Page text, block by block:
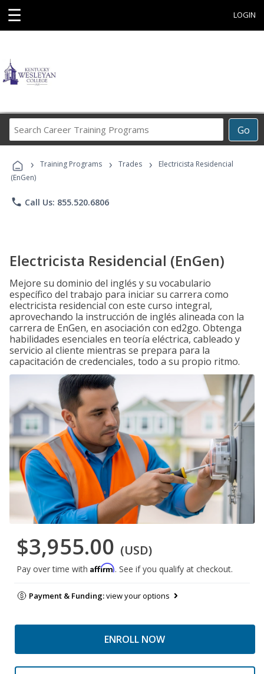
☰ LOGIN
Go
Career
Programs
› Training Programs › Trades ›
Electricista Residencial
(EnGen)
phone Call Us: 855.520.6806
Electricista Residencial (EnGen)
Mejore su dominio del inglés y su vocabulario
específico del trabajo para iniciar su carrera como
electricista residencial con este curso integral,
aprovechando la instrucción de inglés alineada con la
carrera de EnGen, en asociación con ed2go. Obtenga
habilidades esenciales en teoría eléctrica, cableado y
servicio al cliente mientras se prepara para la
capacitación de credenciales, todo a su propio ritmo.
$3,955.00 (USD)
Pay over time with Affirm. See if you qualify at checkout.
Payment & Funding:view your options
ENROLL NOW